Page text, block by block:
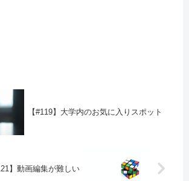
【#119】大学内のお気に入りスポット
】動画編集が難しい